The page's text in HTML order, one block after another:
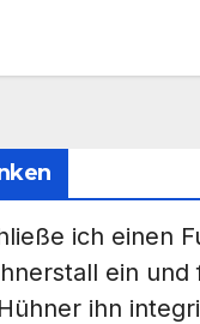
ich einen
ein und
ihn